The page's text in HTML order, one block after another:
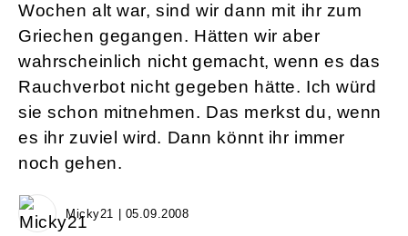
Wochen alt war, sind wir dann mit ihr zum
Griechen gegangen. Hätten wir aber
wahrscheinlich nicht gemacht, wenn es das
Rauchverbot nicht gegeben hätte. Ich würd
sie schon mitnehmen. Das merkst du, wenn
es ihr zuviel wird. Dann könnt ihr immer
noch gehen.
Micky21 | 05.09.2008